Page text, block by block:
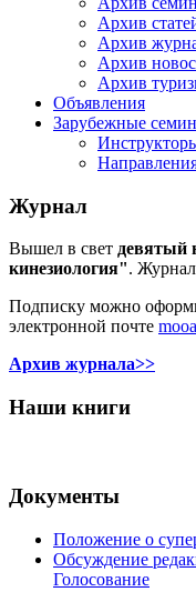
Архив
Архив
Архив
Архив
Объявления
Зарубежные
Журнал
Вышел в свет девятый
кинезиология".
Подписку можно
электронной почте
Архив журнала>>
Наши книги
Документы
Положение о
Обсуждение
Голосование